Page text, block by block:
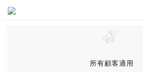
所有顧客適用